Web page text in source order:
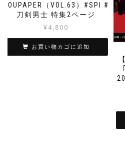
YOUPAPER（VOL.63）#SPI #
刀剣男士 特集2ページ
¥4,800
お買い物カゴに追加